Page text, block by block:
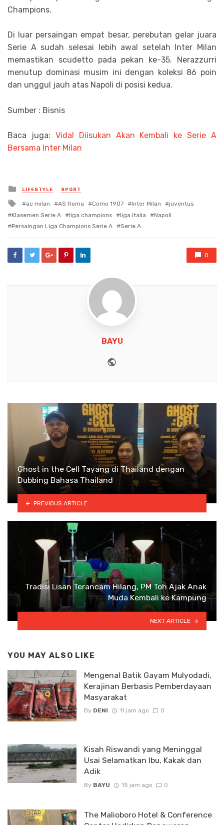
Champions.
Di luar persaingan empat besar, perebutan gelar juara
Serie A sudah selesai lebih awal setelah Inter Milan
memastikan scudetto pada pekan ke-35. Nerazzurri
menutup dominasi musim ini dengan koleksi 86 poin
dan unggul jauh atas Napoli di posisi kedua.
Sumber : Bisnis
Baca juga: Vidal Diisukan Akan Kembali ke Serie A
Bersama Inter Milan
Posted
in
LIFESTYLE SPORT
Tagged
ac milan AS Roma Como 1907 Inter Milan
juventus
Klasemen Serie A
liga champions liga italia
Napoli
Persaingan Liga Champions Serie A
Serie A
0
BAYU
Ghost in the Cell Tayang di Thailand dengan
Dubbing Bahasa Thailand
PREVIOUS ARTICLE
Tradisi Lisan Terancam Hilang, PM Toh Ajak Anak
Muda Kembali ke Kampung
NEXT ARTICLE
YOU MAY ALSO LIKE
Mengenal Batik Gayam Mulyodadi,
Kerajinan Berbasis Pemberdayaan
Masyarakat
By DENI 11 jam ago 0
Kisah Riswandi yang Meninggal
Usai Selamatkan Ibu, Kakak dan
Adik
By BAYU 15 jam ago 0
The Malioboro Hotel & Conference